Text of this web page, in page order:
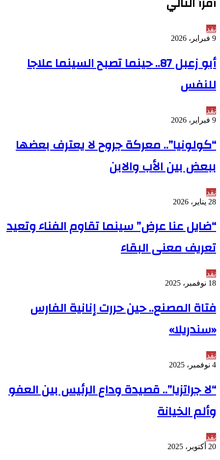
نقد
9 فبراير، 2026
أبو زعبل 87.. حينما تصبح السينما علاجا
للنفس
نقد
9 فبراير، 2026
“كولونيا”.. معركة جروح لا يعترف بعضها
ببعض بين الأب والابن
نقد
28 يناير، 2026
“ضايل عنا عرض” سينما تقاوم الفناء وتعيد
تعريف معنى البقاء
نقد
18 نوفمبر، 2025
فتاة المصنع.. حين حررت إنانية الفارس
«سندريلا»
نقد
4 نوفمبر، 2025
“لا جراتزيا”.. قصيدة وداع الرئيس بين العفو
وألم الخيانة
نقد
20 أكتوبر، 2025